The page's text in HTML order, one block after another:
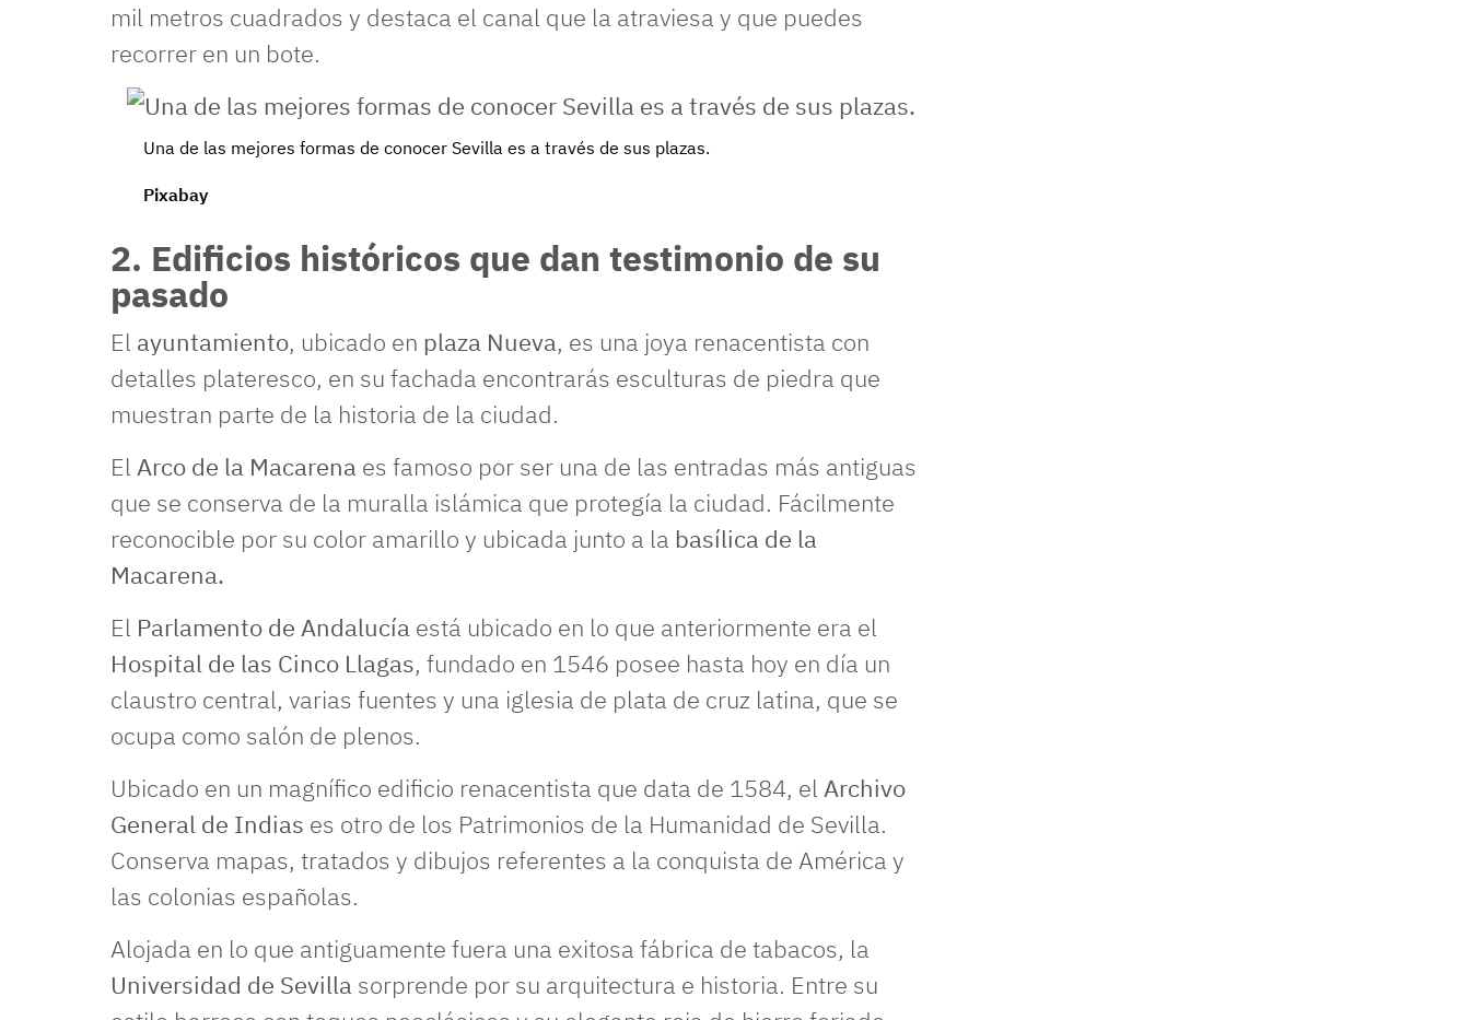
mil metros cuadrados y destaca el canal que la atraviesa y que puedes
recorrer en un bote.
Una de las mejores formas de conocer Sevilla es a través de sus plazas.
Pixabay
2. Edificios históricos que dan testimonio de su
pasado
El ayuntamiento, ubicado en plaza Nueva, es una joya renacentista con
detalles plateresco, en su fachada encontrarás esculturas de piedra que
muestran parte de la historia de la ciudad.
El Arco de la Macarena es famoso por ser una de las entradas más antiguas
que se conserva de la muralla islámica que protegía la ciudad. Fácilmente
reconocible por su color amarillo y ubicada junto a la basílica de la
Macarena.
El Parlamento de Andalucía está ubicado en lo que anteriormente era el
Hospital de las Cinco Llagas, fundado en 1546 posee hasta hoy en día un
claustro central, varias fuentes y una iglesia de plata de cruz latina, que se
ocupa como salón de plenos.
Ubicado en un magnífico edificio renacentista que data de 1584, el Archivo
General de Indias es otro de los Patrimonios de la Humanidad de Sevilla.
Conserva mapas, tratados y dibujos referentes a la conquista de América y
las colonias españolas.
Alojada en lo que antiguamente fuera una exitosa fábrica de tabacos, la
Universidad de Sevilla sorprende por su arquitectura e historia. Entre su